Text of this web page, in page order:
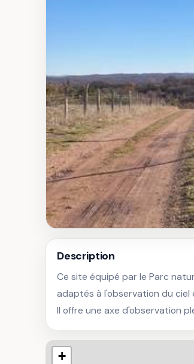
Description
Ce site équipé par le Parc
adaptés à l'observation du
Il offre une axe d'observation
+